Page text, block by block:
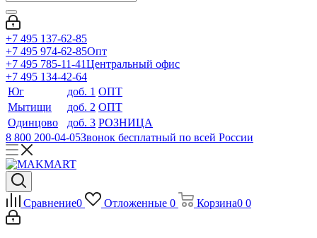
+7 495 137-62-85
+7 495 974-62-85Опт
+7 495 785-11-41Центральный офис
+7 495 134-42-64
Юг
доб. 1 ОПТ
Мытищи
доб. 2 ОПТ
Одинцово
доб. 3 РОЗНИЦА
8 800 200-04-05Звонок бесплатный по всей России
Сравнение0 Отложенные 0 Корзина0 0